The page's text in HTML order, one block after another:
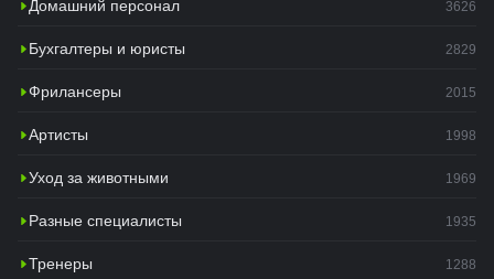
Домашний персонал 3626
Бухгалтеры и юристы 2829
Фрилансеры 2015
Артисты 1998
Уход за животными 1969
Разные специалисты 1935
Тренеры 1288